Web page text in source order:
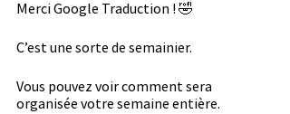
Merci Google Traduction ! 🤣
C’est une sorte de semainier.
Vous pouvez voir comment sera
organisée votre semaine entière.